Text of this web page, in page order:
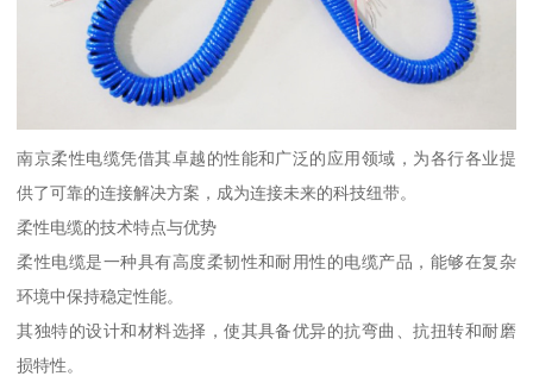
南京柔性电缆凭借其卓越的性能和广泛的应用领域，为各行各业提
供了可靠的连接解决方案，成为连接未来的科技纽带。
柔性电缆的技术特点与优势
柔性电缆是一种具有高度柔韧性和耐用性的电缆产品，能够在复杂
环境中保持稳定性能。
其独特的设计和材料选择，使其具备优异的抗弯曲、抗扭转和耐磨
损特性。